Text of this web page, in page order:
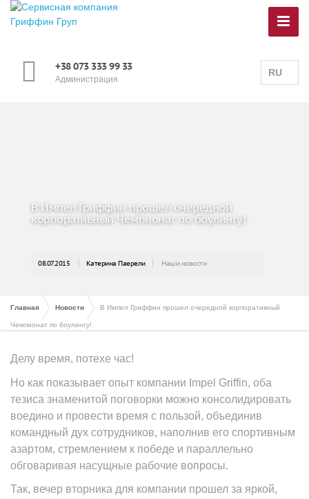
RU
+38 073 333 99 33
Администрация
В Импел Гриффин прошел очередной
корпоративный Чемпионат по боулингу!
08.07.2015 Катерина Паерели Наши новости
Главная Новости В Импел Гриффин прошел очередной корпоративный
Чемпионат по боулингу!
Делу время, потехе час!
Но как показывает опыт компании Impel Griffin, оба
тезиса знаменитой поговорки можно консолидировать
воедино и провести время с пользой, объединив
командный дух сотрудников, наполнив его спортивным
азартом, стремлением к победе и параллельно
обговаривая насущные рабочие вопросы.
Так, вечер вторника для компании прошел за яркой,